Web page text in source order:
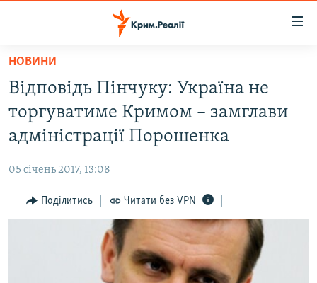
Перейти
основного
матеріалу
Перейти
до
основної
Перейти
до
ВОДА.КРИМ
ВІДЕО ТА ФОТО
БЛОГИ
ПОГЛЯД
НОВИНИ
Відповідь Пінчуку: Україна не
торгуватиме Кримом – замглави
адміністрації Порошенка
05 січень 2017, 13:08
Поділитись Читати без VPN